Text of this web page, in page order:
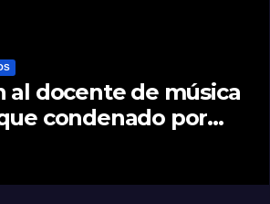
al docente de música
condenado por
infantil